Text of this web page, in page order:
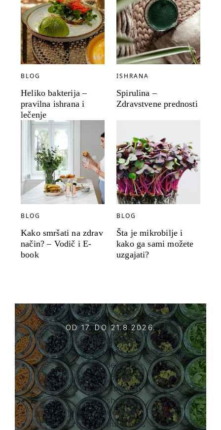
BLOG
Heliko bakterija –
pravilna ishrana i
lečenje
ISHRANA
Spirulina –
Zdravstvene prednosti
BLOG
Kako smršati na zdrav
način? – Vodič i E-
book
BLOG
Šta je mikrobilje i
kako ga sami možete
uzgajati?
OD 17. DO 21.8.2026.
Categories
All
Beauty
Blog
Healthy you
Ishrana
Lifestyle
Tatjana travels